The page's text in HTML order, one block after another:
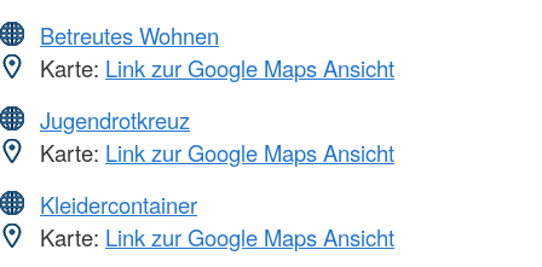
Betreutes Wohnen
Karte: Link zur Google Maps Ansicht
Jugendrotkreuz
Karte: Link zur Google Maps Ansicht
Kleidercontainer
Karte: Link zur Google Maps Ansicht